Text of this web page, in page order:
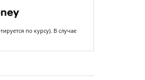
по курсу). В случае